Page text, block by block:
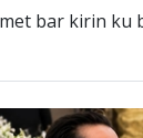
bar kirin ku